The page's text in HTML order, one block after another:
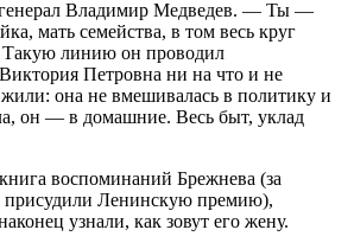
Владимир Медведев. — Ты —
мать семейства, в том весь круг
Такую линию он проводил
Петровна ни на что и не
она не вмешивалась в политику и
он — в домашние. Весь быт, уклад
воспоминаний Брежнева (за
присудили Ленинскую премию),
узнали, как зовут его жену.